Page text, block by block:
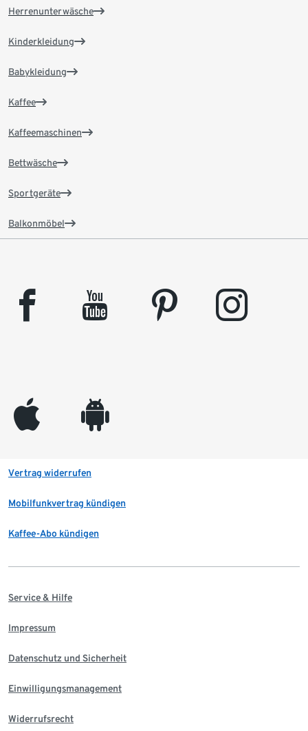
Herrenunterwäsche
Kinderkleidung
Babykleidung
Kaffee
Kaffeemaschinen
Bettwäsche
Sportgeräte
Balkonmöbel
facebook youtube pinterest instagram
appleinc android
Vertrag widerrufen
Mobilfunkvertrag kündigen
Kaffee-Abo kündigen
Service & Hilfe
Impressum
Datenschutz und Sicherheit
Einwilligungsmanagement
Widerrufsrecht